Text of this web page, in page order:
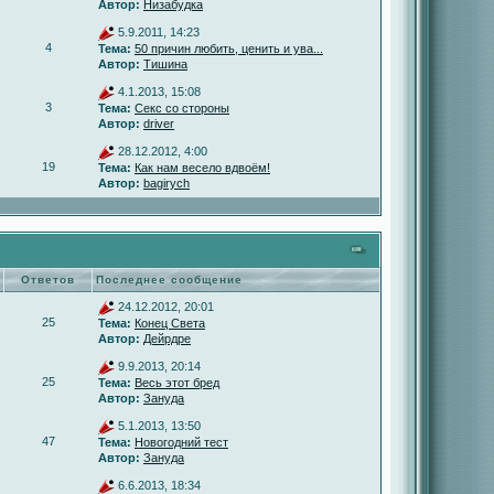
Автор: Низабудка
4
5.9.2011, 14:23
Тема: 50 причин любить, ценить и ува...
Автор: Тишина
3
4.1.2013, 15:08
Тема: Секс со стороны
Автор: driver
19
28.12.2012, 4:00
Тема: Как нам весело вдвоём!
Автор: bagirych
Ответов Последнее сообщение
25
24.12.2012, 20:01
Тема: Конец Света
Автор: Дейрдре
25
9.9.2013, 20:14
Тема: Весь этот бред
Автор: Зануда
47
5.1.2013, 13:50
Тема: Новогодний тест
Автор: Зануда
6.6.2013, 18:34